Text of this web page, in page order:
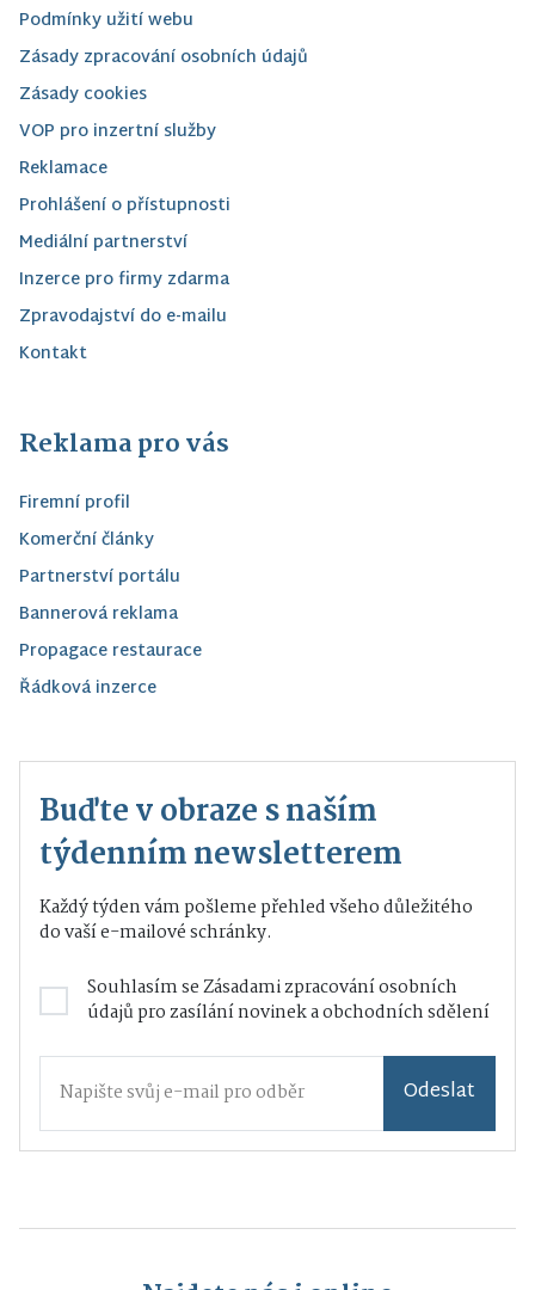
Podmínky užití webu
Zásady zpracování osobních údajů
Zásady cookies
VOP pro inzertní služby
Reklamace
Prohlášení o přístupnosti
Mediální partnerství
Inzerce pro firmy zdarma
Zpravodajství do e-mailu
Kontakt
Reklama pro vás
Firemní profil
Komerční články
Partnerství portálu
Bannerová reklama
Propagace restaurace
Řádková inzerce
Buďte v obraze s naším
týdenním newsletterem
Každý týden vám pošleme přehled všeho důležitého
do vaší e-mailové schránky.
Souhlasím seZásadami zpracování osobních
údajůpro zasílání novinek a obchodních sdělení
Odeslat